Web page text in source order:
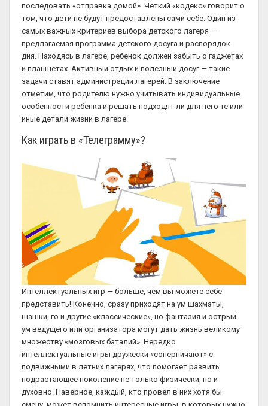
последовать «отправка домой». Четкий «кодекс» говорит о
том, что дети не будут предоставлены сами себе. Один из
самых важных критериев выбора детского лагеря —
предлагаемая программа детского досуга и распорядок
дня. Находясь в лагере, ребенок должен забыть о гаджетах
и планшетах. Активный отдых и полезный досуг — такие
задачи ставят администрации лагерей. В заключение
отметим, что родителю нужно учитывать индивидуальные
особенности ребенка и решать подходят ли для него те или
иные детали жизни в лагере.
Как играть в «Телеграмму»?
Интеллектуальных игр — больше, чем вы можете себе
представить! Конечно, сразу приходят на ум шахматы,
шашки, го и другие «классические», но фантазия и острый
ум ведущего или организатора могут дать жизнь великому
множеству «мозговых баталий». Нередко
интеллектуальные игры дружески «соперничают» с
подвижными в летних лагерях, что помогает развить
подрастающее поколение не только физически, но и
духовно. Наверное, каждый, кто провел в них хотя бы